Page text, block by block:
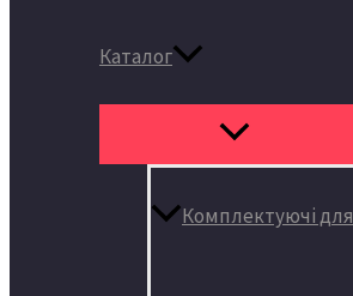
Каталог
Комплектуючі для